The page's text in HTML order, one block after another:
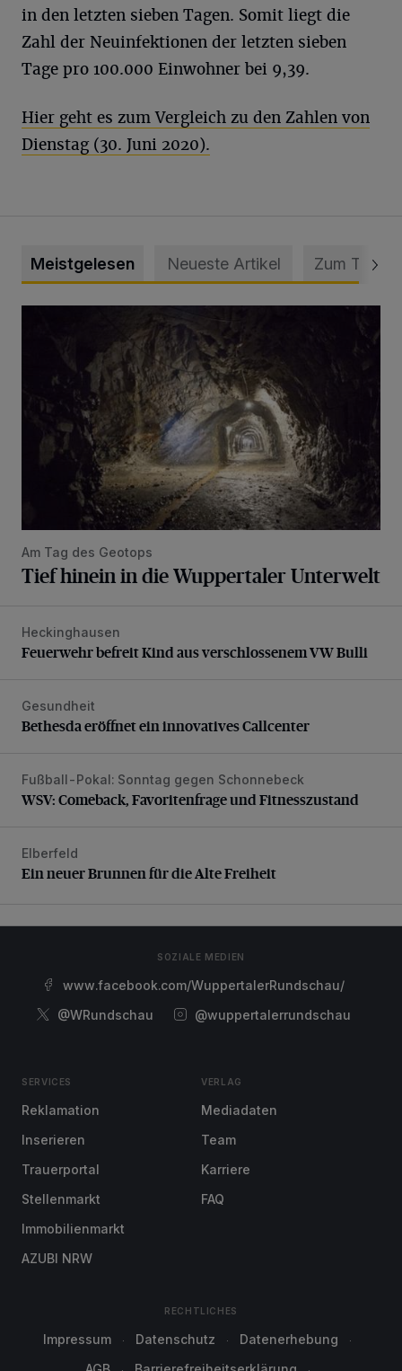
in den letzten sieben Tagen. Somit liegt die
Zahl der Neuinfektionen der letzten sieben
Tage pro 100.000 Einwohner bei 9,39.
Hier geht es zum Vergleich zu den Zahlen von
Dienstag (30. Juni 2020).
Meistgelesen Neueste Artikel Zum Thema
Am Tag des Geotops
Tief hinein in die Wuppertaler Unterwelt
Feuerwehr befreit Kind aus verschlossenem VW Bulli
Heckinghausen
Feuerwehr befreit Kind aus verschlossenem VW Bulli
Bethesda eröffnet ein innovatives Callcenter
Gesundheit
Bethesda eröffnet ein innovatives Callcenter
WSV: Comeback, Favoritenfrage und Fitnesszustand
Fußball-Pokal: Sonntag gegen Schonnebeck
WSV: Comeback, Favoritenfrage und Fitnesszustand
Ein neuer Brunnen für die Alte Freiheit
Elberfeld
Ein neuer Brunnen für die Alte Freiheit
SOZIALE MEDIEN
www.facebook.com/WuppertalerRundschau/
@WRundschau
@wuppertalerrundschau
SERVICES
Reklamation
Inserieren
Trauerportal
Stellenmarkt
Immobilienmarkt
AZUBI NRW
VERLAG
Mediadaten
Team
Karriere
FAQ
RECHTLICHES
Impressum Datenschutz
Datenerhebung